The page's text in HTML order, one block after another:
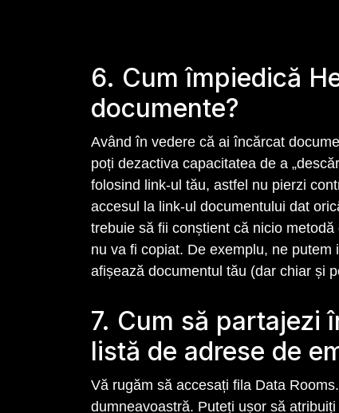
6. Cum împiedică
documente?
Având în vedere că ai încărcat
poți dezactiva capacitatea de a
folosind link-ul tău, astfel nu pierzi
accesul la link-ul documentului dat
trebuie să fii conștient că nicio
nu va fi copiat. De exemplu, ne
afișează documentul tău (dar chiar și
7. Cum să partajezi
listă de adrese de
Vă rugăm să accesați fila Data
dumneavoastră. Puteți ușor să